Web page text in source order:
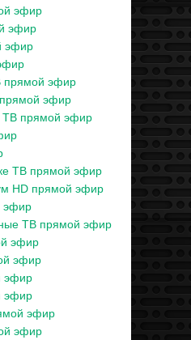
эфир
эфир
эфир
прямой эфир
прямой эфир
ТВ прямой эфир
ТВ прямой эфир
HD прямой эфир
эфир
ТВ прямой эфир
эфир
эфир
эфир
эфир
эфир
эфир